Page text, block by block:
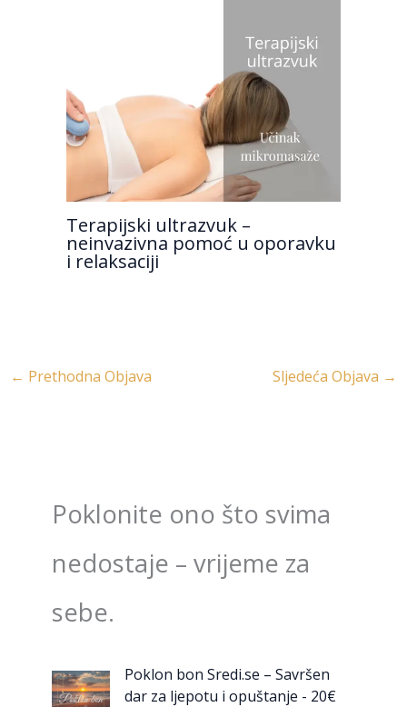
Terapijski ultrazvuk –
neinvazivna pomoć u oporavku
i relaksaciji
← Prethodna Objava Sljedeća Objava →
Poklonite ono što svima
nedostaje – vrijeme za
sebe.
Poklon bon Sredi.se – Savršen
dar za ljepotu i opuštanje - 20€